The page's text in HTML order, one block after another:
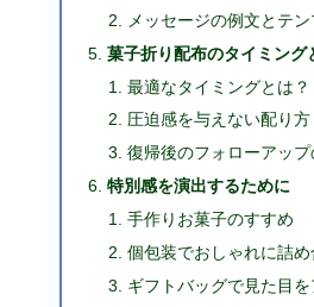
メッセージの例文とテン
菓子折り配布のタイミング
最適なタイミングとは？
圧迫感を与えない配り方
復帰後のフォローアップ
特別感を演出するために
手作りお菓子のすすめ
個包装でおしゃれに詰
ギフトバッグで見た目